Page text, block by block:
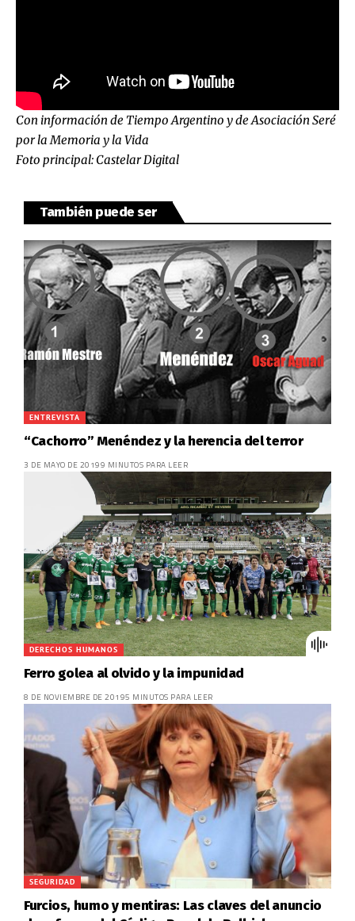
Con información de Tiempo Argentino y de Asociación Seré
por la Memoria y la Vida
Foto principal: Castelar Digital
También puede ser
ENTREVISTA
“Cachorro” Menéndez y la herencia del terror
3 DE MAYO DE 20199 MINUTOS PARA LEER
DERECHOS HUMANOS
Ferro golea al olvido y la impunidad
8 DE NOVIEMBRE DE 20195 MINUTOS PARA LEER
SEGURIDAD
Furcios, humo y mentiras: Las claves del anuncio